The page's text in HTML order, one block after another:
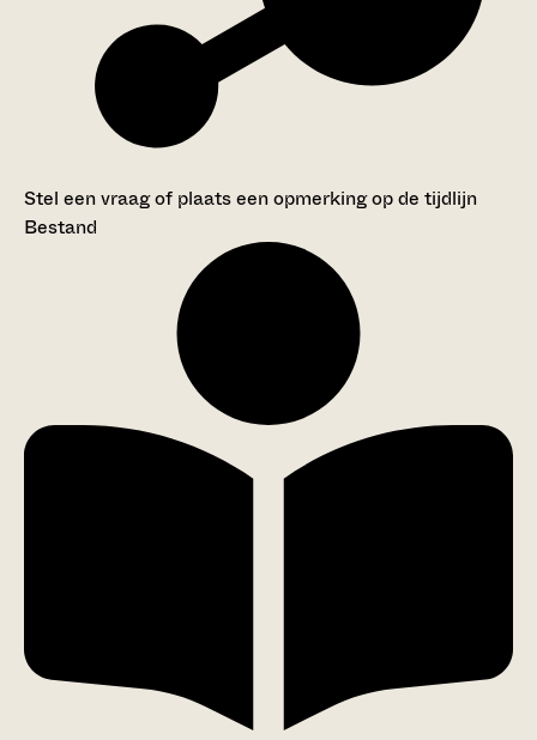
Stel een vraag of plaats een opmerking op de tijdlijn
Bestand